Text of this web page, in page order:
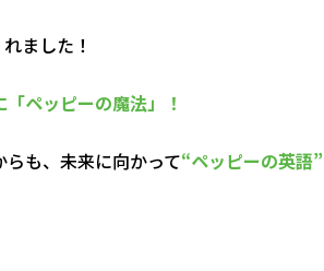
ました！
「ペッピーの魔法」！
も、未来に向かって“ペッピーの英語”